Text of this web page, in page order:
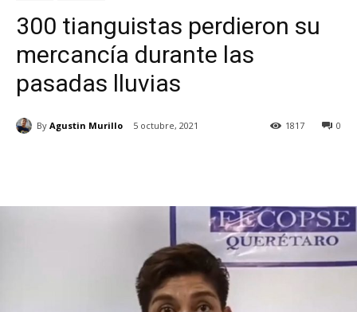
300 tianguistas perdieron su
mercancía durante las
pasadas lluvias
By Agustin Murillo 5 octubre, 2021 0
1817